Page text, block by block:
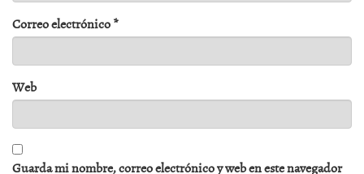
Correo electrónico*
Web
Guarda mi nombre, correo electrónico y web en este navegador